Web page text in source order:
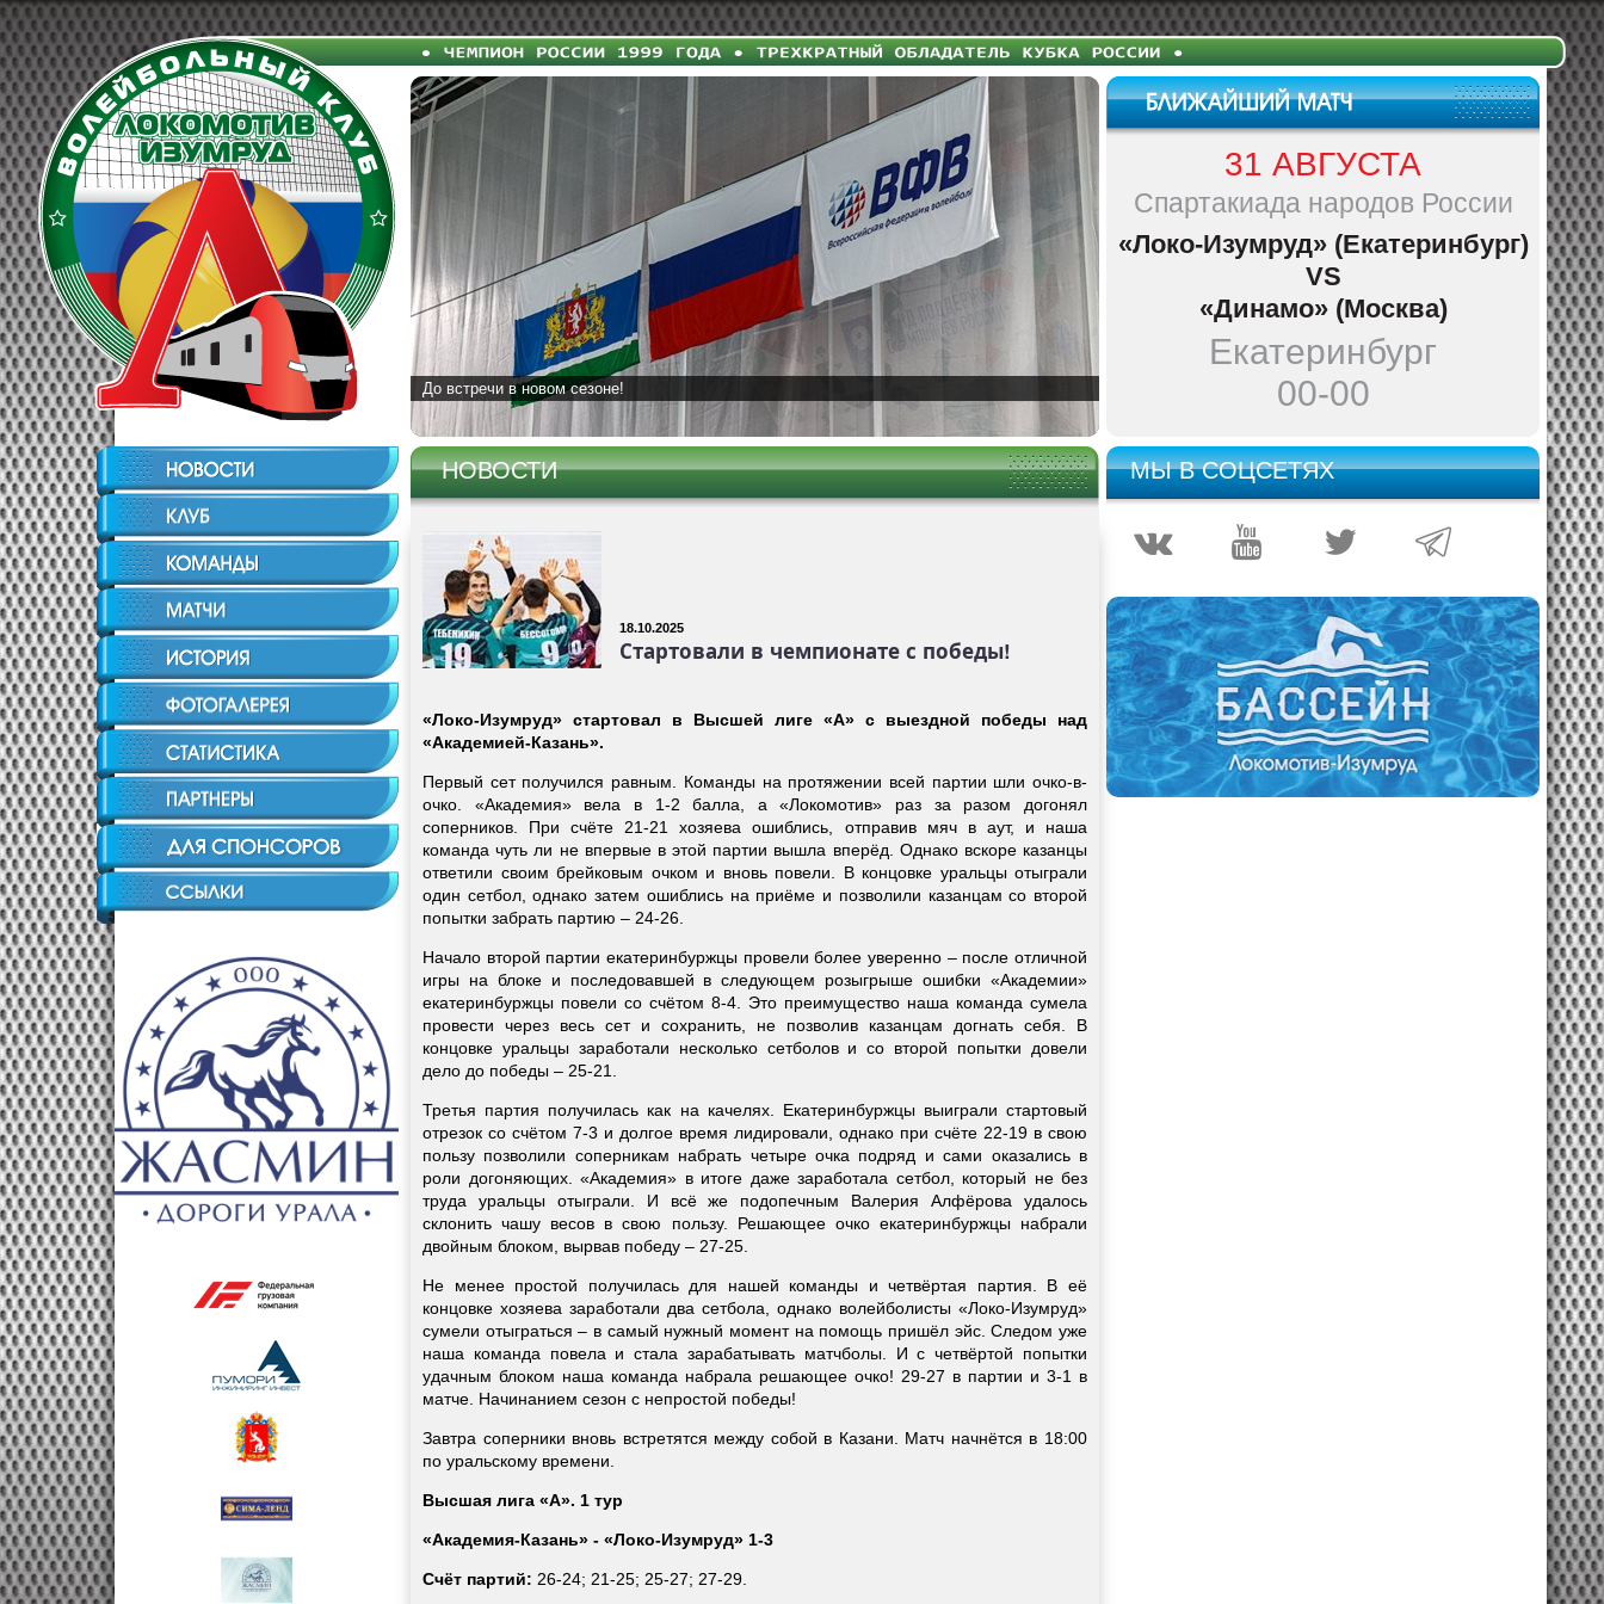
До встречи в новом сезоне!
31 АВГУСТА
Спартакиада народов России
«Локо-Изумруд» (Екатеринбург)
VS
«Динамо» (Москва)
Екатеринбург
00-00
НОВОСТИ
18.10.2025
Стартовали в чемпионате с победы!
«Локо-Изумруд» стартовал в Высшей лиге «А» с выездной победы над
«Академией-Казань».
Первый сет получился равным. Команды на протяжении всей партии шли очко-в-
очко. «Академия» вела в 1-2 балла, а «Локомотив» раз за разом догонял
соперников. При счёте 21-21 хозяева ошиблись, отправив мяч в аут, и наша
команда чуть ли не впервые в этой партии вышла вперёд. Однако вскоре казанцы
ответили своим брейковым очком и вновь повели. В концовке уральцы отыграли
один сетбол, однако затем ошиблись на приёме и позволили казанцам со второй
попытки забрать партию – 24-26.
Начало второй партии екатеринбуржцы провели более уверенно – после отличной
игры на блоке и последовавшей в следующем розыгрыше ошибки «Академии»
екатеринбуржцы повели со счётом 8-4. Это преимущество наша команда сумела
провести через весь сет и сохранить, не позволив казанцам догнать себя. В
концовке уральцы заработали несколько сетболов и со второй попытки довели
дело до победы – 25-21.
Третья партия получилась как на качелях. Екатеринбуржцы выиграли стартовый
отрезок со счётом 7-3 и долгое время лидировали, однако при счёте 22-19 в свою
пользу позволили соперникам набрать четыре очка подряд и сами оказались в
роли догоняющих. «Академия» в итоге даже заработала сетбол, который не без
труда уральцы отыграли. И всё же подопечным Валерия Алфёрова удалось
склонить чашу весов в свою пользу. Решающее очко екатеринбуржцы набрали
двойным блоком, вырвав победу – 27-25.
Не менее простой получилась для нашей команды и четвёртая партия. В её
концовке хозяева заработали два сетбола, однако волейболисты «Локо-Изумруд»
сумели отыграться – в самый нужный момент на помощь пришёл эйс. Следом уже
наша команда повела и стала зарабатывать матчболы. И с четвёртой попытки
удачным блоком наша команда набрала решающее очко! 29-27 в партии и 3-1 в
матче. Начинанием сезон с непростой победы!
Завтра соперники вновь встретятся между собой в Казани. Матч начнётся в 18:00
по уральскому времени.
Высшая лига «А». 1 тур
«Академия-Казань» - «Локо-Изумруд» 1-3
Счёт партий: 26-24; 21-25; 25-27; 27-29.
МЫ В СОЦСЕТЯХ